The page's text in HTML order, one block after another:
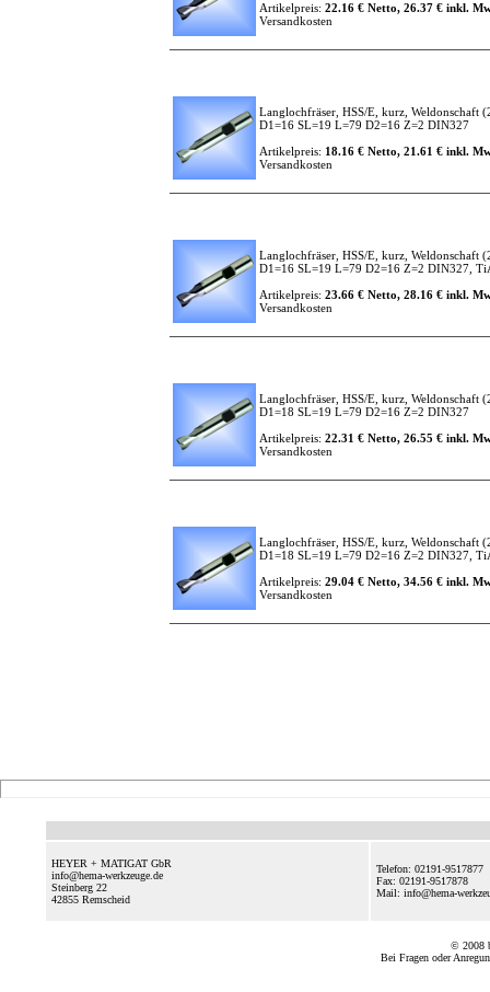
Artikelpreis: 22.16 € Netto, 26.37 € inkl.
Versandkosten
Langlochfräser, HSS/E, kurz, Weldonschaft
D1=16 SL=19 L=79 D2=16 Z=2 DIN327
Artikelpreis: 18.16 € Netto, 21.61 € inkl.
Versandkosten
Langlochfräser, HSS/E, kurz, Weldonschaft
D1=16 SL=19 L=79 D2=16 Z=2 DIN327,
Artikelpreis: 23.66 € Netto, 28.16 € inkl.
Versandkosten
Langlochfräser, HSS/E, kurz, Weldonschaft
D1=18 SL=19 L=79 D2=16 Z=2 DIN327
Artikelpreis: 22.31 € Netto, 26.55 € inkl.
Versandkosten
Langlochfräser, HSS/E, kurz, Weldonschaft
D1=18 SL=19 L=79 D2=16 Z=2 DIN327,
Artikelpreis: 29.04 € Netto, 34.56 € inkl.
Versandkosten
HEYER + MATIGAT GbR
info@hema-werkzeuge.de
Steinberg 22
42855 Remscheid
Telefon: 02191-9517877
Fax: 02191-9517878
Mail: info@hema-
© 2008
Bei Fragen oder